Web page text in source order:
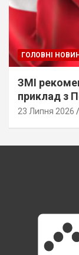
ГОЛОВНІ
ЗМІ
приклад з
до українців
23 Липня 2026